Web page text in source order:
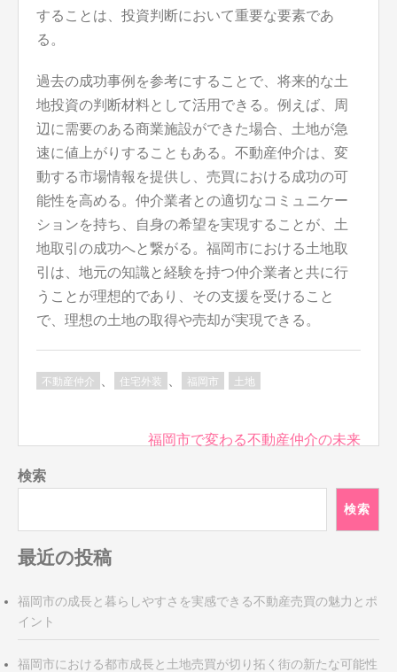
することは、投資判断において重要な要素であ
る。
過去の成功事例を参考にすることで、将来的な土
地投資の判断材料として活用できる。例えば、周
辺に需要のある商業施設ができた場合、土地が急
速に値上がりすることもある。不動産仲介は、変
動する市場情報を提供し、売買における成功の可
能性を高める。仲介業者との適切なコミュニケー
ションを持ち、自身の希望を実現することが、土
地取引の成功へと繋がる。福岡市における土地取
引は、地元の知識と経験を持つ仲介業者と共に行
うことが理想的であり、その支援を受けること
で、理想の土地の取得や売却が実現できる。
不動産仲介 住宅外装 福岡市 土地
ナ
ゲ
ー
シ
ョ
ン
福岡市で変わる不動産仲介の未来
検索
検索
最近の投稿
福岡市の成長と暮らしやすさを実感できる不動産売買の魅力とポ
イント
福岡市における都市成長と土地売買が切り拓く街の新たな可能性